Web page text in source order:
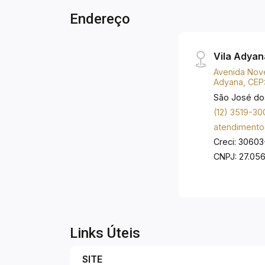
Endereço
Vila
Avenida
Adyana, CEP:
São José
(12) 3519-
Creci:
CNPJ:
Links Úteis
SITE